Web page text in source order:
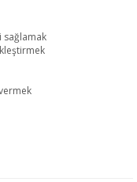
sağlamak